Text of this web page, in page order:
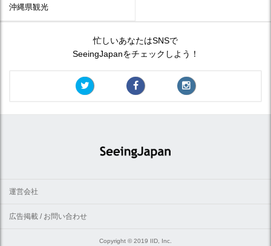
沖縄県観光
忙しいあなたはSNSで
SeeingJapanをチェックしよう！
運営会社
広告掲載 / お問い合わせ
Copyright © 2019 IID, Inc.